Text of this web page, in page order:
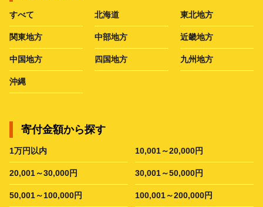
すべて 北海道 東北地方
関東地方 中部地方 近畿地方
中国地方 四国地方 九州地方
沖縄
寄付金額から探す
1万円以内 10,001～20,000円
20,001～30,000円 30,001～50,000円
50,001～100,000円 100,001～200,000円